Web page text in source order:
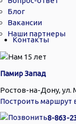
Блог
Вакансии
Наши партнеры
Контакты
Памир Запад
Ростов-на-Дону, ул.
Построить маршрут
8-863-